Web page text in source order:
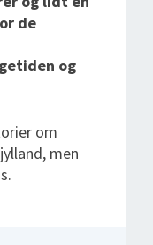
de
og
om
men